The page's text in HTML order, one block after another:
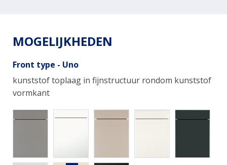
MOGELIJKHEDEN
Front type - Uno
kunststof toplaag in fijnstructuur rondom kunststof
vormkant